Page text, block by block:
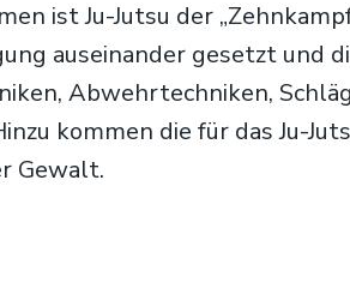
ist Ju-Jutsu der
auseinander gesetzt und
Abwehrtechniken,
kommen die für das Ju-
Gewalt.